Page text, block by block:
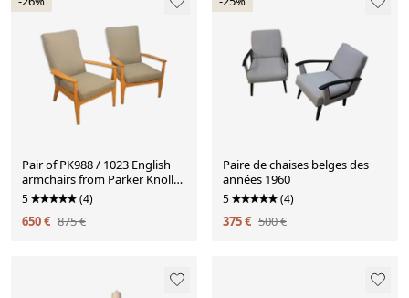
Pair of PK988 / 1023 English
armchairs from Parker Knoll
1960s
5 (4)
650 € 875 €
Paire de chaises belges des
années 1960
5 (4)
375 € 500 €